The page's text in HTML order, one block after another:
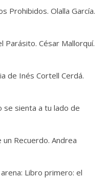
Prohibidos. Olalla García.
Parásito. César Mallorquí.
de Inés Cortell Cerdá.
se sienta a tu lado de
Recuerdo. Andrea
Libro primero: el